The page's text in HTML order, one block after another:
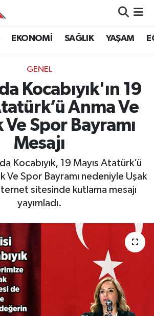
EKONOMİ SAĞLIK YAŞAM
GENEL
Kocabıyık'ın 19
Anma Ve
Spor Bayramı
Mesajı
Kocabıyık, 19 Mayıs Atatürk’ü
Ve Spor Bayramı nedeniyle Uşak
sitesinde kutlama mesajı
yayımladı.
ve Fikstür